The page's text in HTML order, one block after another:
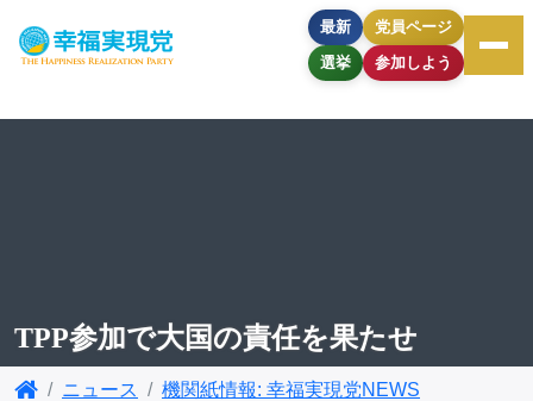
最新
選挙
党員ページ
参加しよう
TPP参加で大国の責任を果たせ
ニュース
機関紙情報: 幸福実現党NEWS